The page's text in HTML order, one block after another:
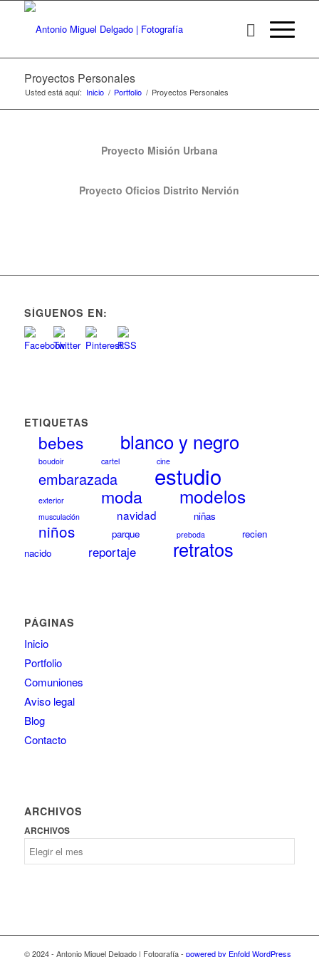
Proyectos Personales
Usted está aquí: Inicio / Portfolio / Proyectos Personales
Proyecto Misión Urbana
Proyecto Oficios Distrito Nervión
SÍGUENOS EN:
ETIQUETAS
bebes blanco y negro
boudoir cartel cine
embarazada estudio
exterior moda modelos
musculación navidad niñas
niños parque preboda
recien
nacido
reportaje retratos
PÁGINAS
Inicio
Portfolio
Comuniones
Aviso legal
Blog
Contacto
ARCHIVOS
ARCHIVOS
© 2024 - Antonio Miguel Delgado | Fotografía - powered by Enfold WordPress